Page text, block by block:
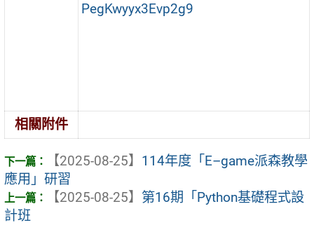
PegKwyyx3Evp2g9
相關附件
【2025-08-25】 114年度「E–game派森教學
應用」研習
【2025-08-25】 第16期「Python基礎程式設
計班